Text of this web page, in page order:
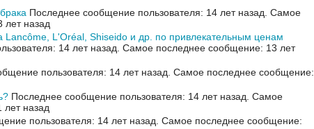
Последнее сообщение пользователя: 14 лет назад. Самое
лет назад
L'Oréal, Shiseido и др. по привлекательным ценам
14 лет назад. Самое последнее сообщение: 13 лет
пользователя: 14 лет назад. Самое последнее сообщение:
Последнее сообщение пользователя: 14 лет назад. Самое
назад
пользователя: 14 лет назад. Самое последнее сообщение: